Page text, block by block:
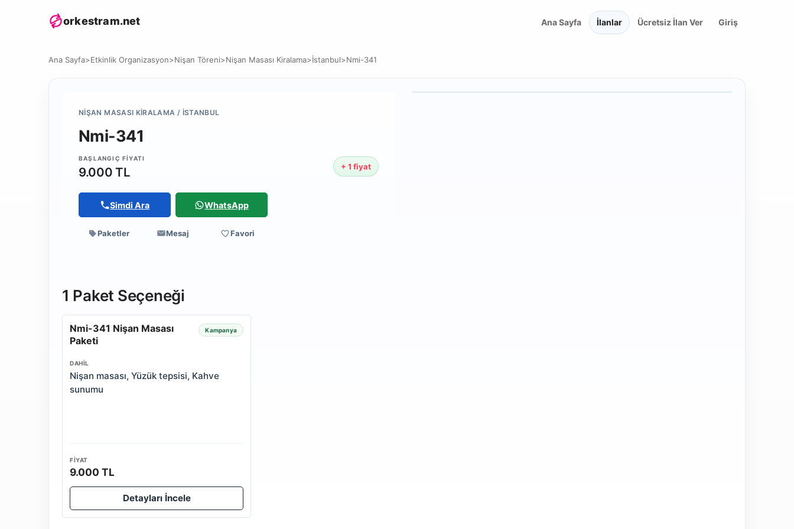
orkestram.net Ana Sayfa İlanlar Ücretsiz İlan Ver Giriş
Ana Sayfa>Etkinlik Organizasyon>Nişan Töreni>Nişan Masası Kiralama>İstanbul>Nmi-341
NIŞAN MASASI KIRALAMA / İSTANBUL
Nmi-341
BAŞLANGIÇ FIYATI
9.000 TL + 1 fiyat
Simdi Ara WhatsApp
Paketler Mesaj Favori
1 Paket Seçeneği
Nmi-341 Nişan Masası
Paketi
Kampanya
DAHIL
Nişan masası, Yüzük tepsisi, Kahve
sunumu
FIYAT
9.000 TL
Detayları İncele